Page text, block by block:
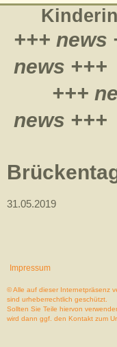
Navigation
überspringen
Konzept
Team
Kontakt
+++ news
news +++
+++
news +++
31.05.2019
Impressum
© Alle auf dieser Internetpräsenz
sind urheberrechtlich geschützt.
Sollten Sie Teile hiervon
wird dann ggf. den Kontakt zum